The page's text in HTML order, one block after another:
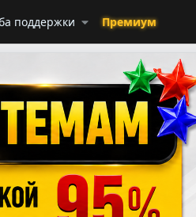
поддержки Премиум